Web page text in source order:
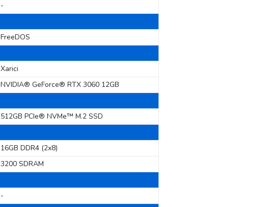
-
FreeDOS
Xarici
NVIDIA® GeForce® RTX 3060 12GB
512GB PCIe® NVMe™ M.2 SSD
16GB DDR4 (2x8)
3200 SDRAM
-